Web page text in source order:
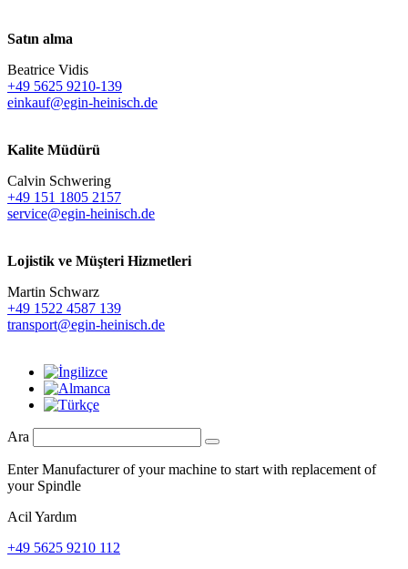
Satın alma
Beatrice Vidis
+49 5625 9210-139
einkauf@egin-heinisch.de
Kalite Müdürü
Calvin Schwering
+49 151 1805 2157
service@egin-heinisch.de
Lojistik ve Müşteri Hizmetleri
Martin Schwarz
+49 1522 4587 139
transport@egin-heinisch.de
Ara
Enter Manufacturer of your machine to start with replacement of
your Spindle
Acil Yardım
+49 5625 9210 112